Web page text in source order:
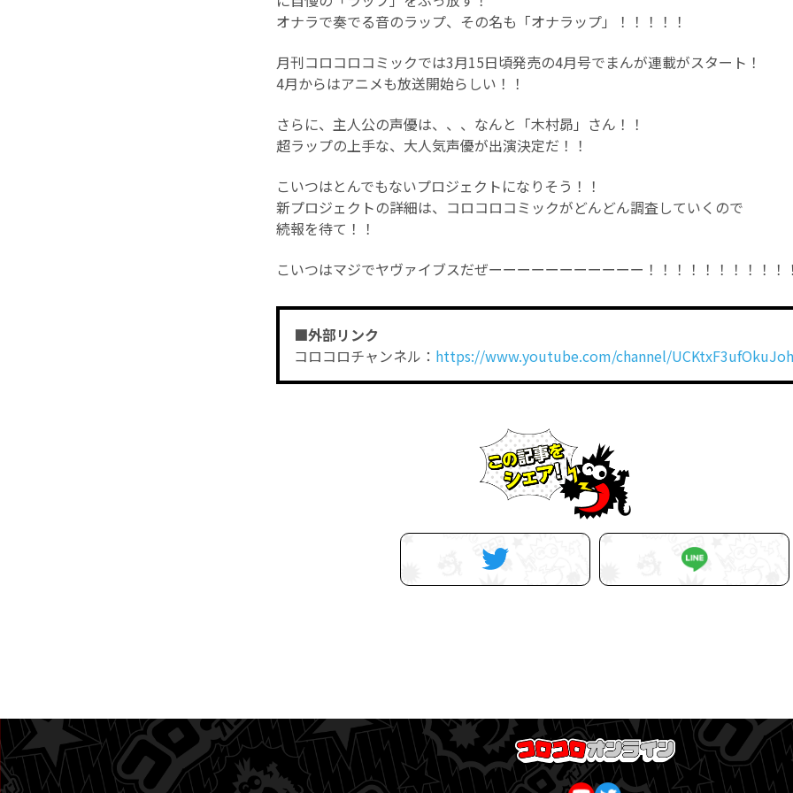
オナラで奏でる音のラップ、その名も「オナラップ」！！！！！
月刊コロコロコミックでは3月15日頃発売の4月号でまんが連載がスタート！
4月からはアニメも放送開始らしい！！
さらに、主人公の声優は、、、なんと「木村昴」さん！！
超ラップの上手な、大人気声優が出演決定だ！！
こいつはとんでもないプロジェクトになりそう！！
新プロジェクトの詳細は、コロコロコミックがどんどん調査していくので
続報を待て！！
こいつはマジでヤヴァイブスだぜーーーーーーーーーーー！！！！！！！！！！
■外部リンク
コロコロチャンネル： https://www.youtube.com/channel/